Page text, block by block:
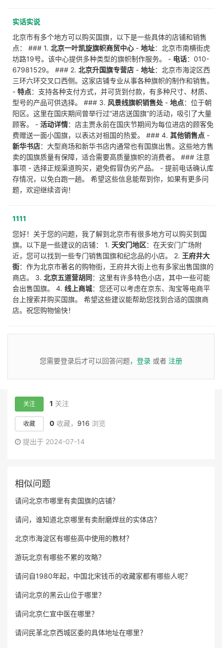
实话实说
北京市有多个地方可以购买国旗，以下是一些具体的店铺和销售
点： ### 1. 北京一叶凯旋旗帜商贸中心 - 地址：北京市南横街虎
坊路19号。该中心提供多种类型的旗帜制作服务。 - 电话：010-
67981529。 ### 2. 北京升国旗专营店 - 地址：北京市海淀区西
三环六环交叉口西侧。这家店铺专业从事各种旗帜的制作和销售。
- 特点：支持各种支付方式，并可货到付款，有多种尺寸、材质、
型号的产品可供选择。 ### 3. 风景线旗帜销售处 - 地点：位于朝
阳区。这里在国庆期间曾举行过“进店送国旗”的活动，吸引了大量
顾客。 - 活动详情：店主贾永前在国庆节期间为每位进店的顾客免
费赠送一面小国旗，以表达对祖国的热爱。 ### 4. 其他销售点 -
新华书店：大型商场和新华书店内通常也有国旗出售。这些地方售
卖的国旗质量有保障，适合需要高质量旗帜的消费者。 ### 注意
事项 - 选择正规渠道购买，避免假冒伪劣产品。 - 提前电话确认库
存情况，以免白跑一趟。 希望这些信息能帮到你，如果有更多问
题，欢迎继续咨询！
1111
您好！关于您的问题，我了解到北京市有很多地方可以购买到国
旗。以下是一些建议的店铺： 1. 天安门地区：在天安门广场附
近，您可以找到一些专门销售国旗和纪念品的小店。 2. 王府井大
街：作为北京市著名的购物街，王府井大街上也有多家出售国旗的
商店。 3. 北京五道营胡同：这里有许多特色小店，其中一些可能
会出售国旗。 4. 线上商城：您还可以考虑在京东、淘宝等电商平
台上搜索并购买国旗。 希望这些建议能帮助您找到合适的国旗商
店。祝您购物愉快！
您需要登录后才可以回答问题， 登录 或者 注册
关注 1 关注
收藏 0 收藏， 916 浏览
提出于 2024-07-14
相似问题
请问北京市哪里有卖国旗的店铺？
请问，谁知道北京哪里有卖耐磨焊丝的实体店？
北京市海淀区有哪些高中使用的教材？
游玩北京有哪些不累的攻略？
请问自1980年起，中国北宋钱币的收藏家都有哪些人呢？
请问北京的黑云山位于哪里？
请问北京仁宣中医在哪里？
请问民革北京西城区委的具体地址在哪里？